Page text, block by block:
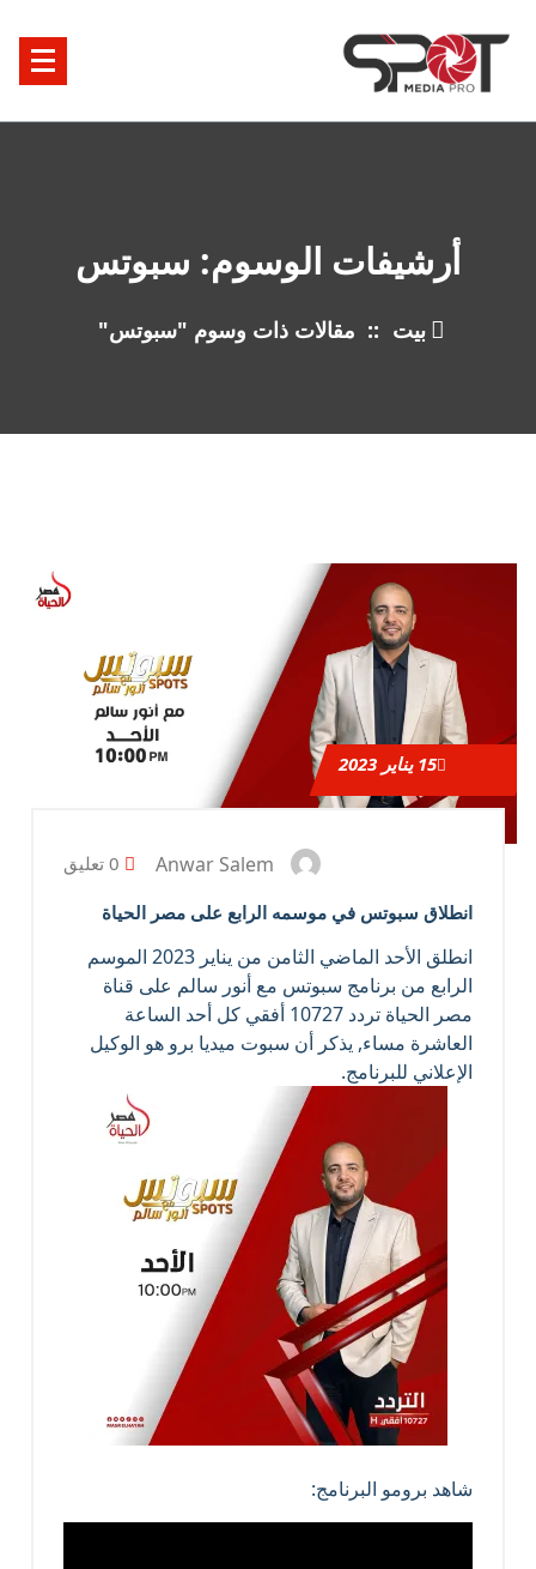
أرشيفات الوسوم: سبوتس
بيت :: مقالات ذات وسوم "سبوتس"
15يناير 2023
Anwar Salem 0 تعليق
انطلاق سبوتس في موسمه الرابع على مصر الحياة
انطلق الأحد الماضي الثامن من يناير 2023 الموسم
الرابع من برنامج سبوتس مع أنور سالم على قناة
مصر الحياة تردد 10727 أفقي كل أحد الساعة
العاشرة مساء, يذكر أن سبوت ميديا برو هو الوكيل
الإعلاني للبرنامج.
شاهد برومو البرنامج: